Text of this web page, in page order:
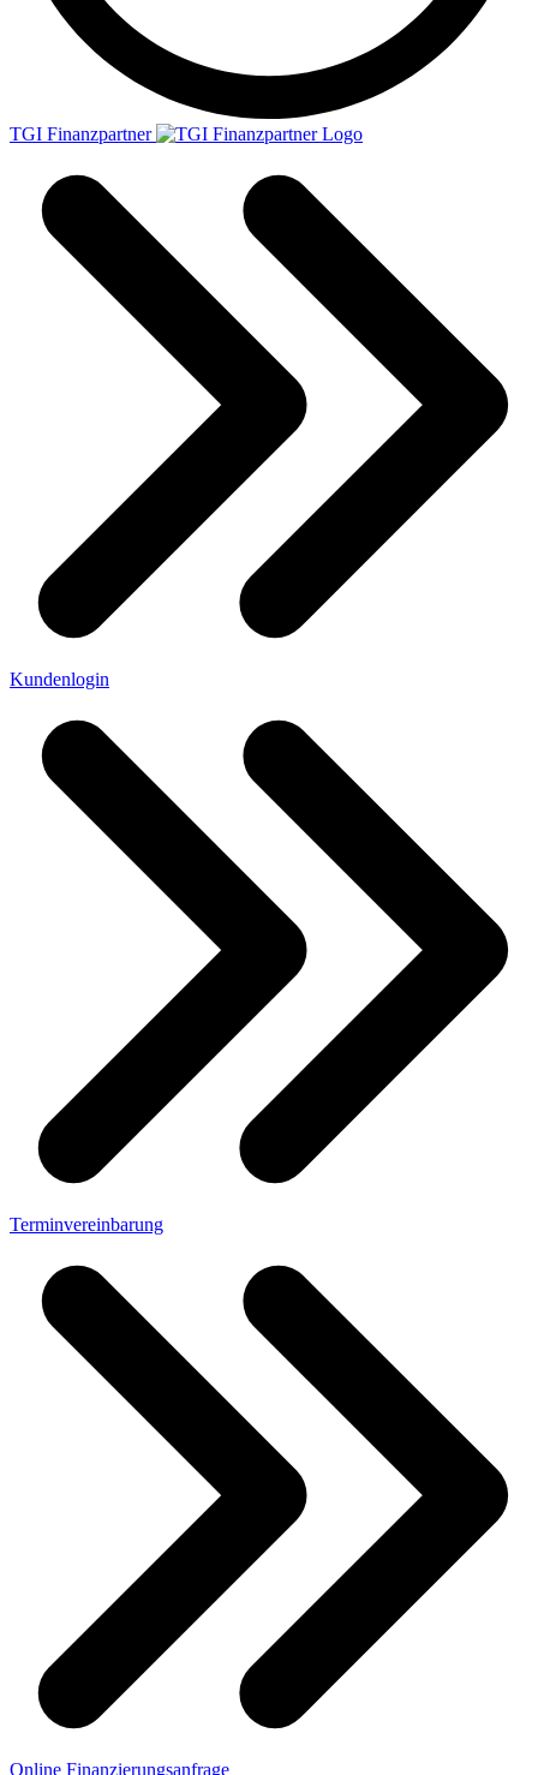
TGI Finanzpartner
Kundenlogin
Terminvereinbarung
Online Finanzierungsanfrage